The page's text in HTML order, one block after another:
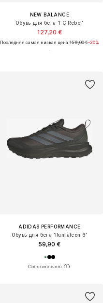
NEW BALANCE
Обувь для бега 'FC Rebel'
127,20 €
Последняя самая низкая цена:159,00 €-20%
ADIDAS PERFORMANCE
Обувь для бега 'Runfalcon 6'
59,90 €